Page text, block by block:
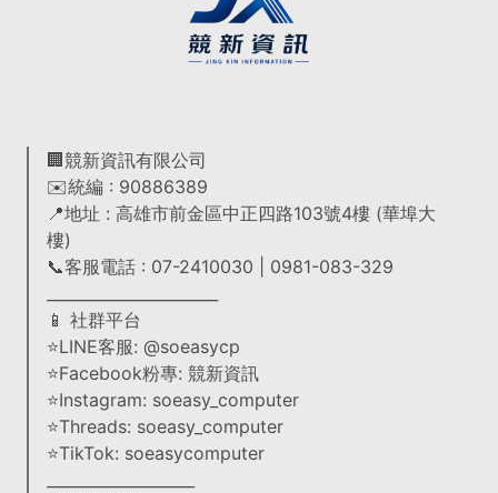
🏢競新資訊有限公司
✉️統編 : 90886389
📍地址 : 高雄市前金區中正四路103號4樓 (華埠大
樓)
📞客服電話 : 07-2410030 | 0981-083-329
📱 社群平台
⭐LINE客服: @soeasycp
⭐Facebook粉專: 競新資訊
⭐Instagram: soeasy_computer
⭐Threads: soeasy_computer
⭐TikTok: soeasycomputer